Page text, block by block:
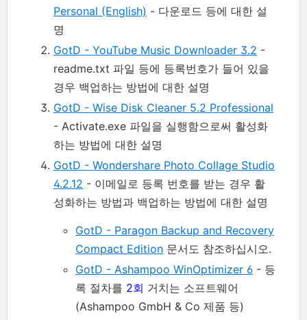
Personal (English) - 다운로드 등에 대한 설
명
GotD - YouTube Music Downloader 3.2 -
readme.txt 파일 등에 등록번호가 들어 있을
경우 백업하는 방법에 대한 설명
GotD - Wise Disk Cleaner 5.2 Professional
- Activate.exe 파일을 실행함으로써 활성화
하는 방법에 대한 설명
GotD - Wondershare Photo Collage Studio
4.2.12 - 이메일로 등록 번호를 받는 경우 활
성화하는 방법과 백업하는 방법에 대한 설명
GotD - Paragon Backup and Recovery
Compact Edition 문서도 참조하십시오.
GotD - Ashampoo WinOptimizer 6 - 등
록 절차를 2회 거치는 소프트웨어
(Ashampoo GmbH & Co 제품 등)